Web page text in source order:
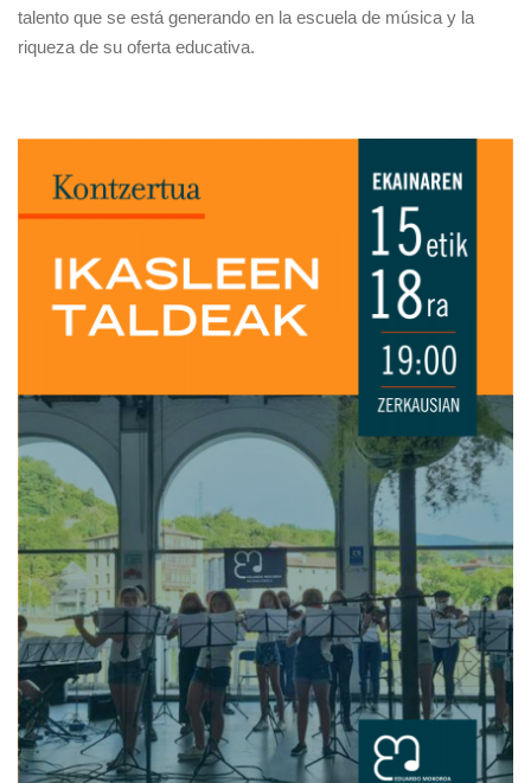
talento que se está generando en la escuela de música y la
riqueza de su oferta educativa.